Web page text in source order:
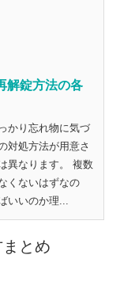
解錠方法の各
かり忘れ物に気づ
対処方法が用意さ
異なります。 複数
くないはずなの
いいのか理...
とめ